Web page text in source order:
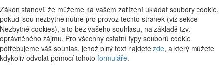
Zákon stanoví, že můžeme na vašem zařízení ukládat soubory cookie,
pokud jsou nezbytně nutné pro provoz těchto stránek (viz sekce
Nezbytné cookies), a to bez vašeho souhlasu, na základě tzv.
oprávněného zájmu. Pro všechny ostatní typy souborů cookie
potřebujeme váš souhlas, jehož plný text najdete zde, a který můžete
kdykoliv odvolat pomocí tohoto formuláře.